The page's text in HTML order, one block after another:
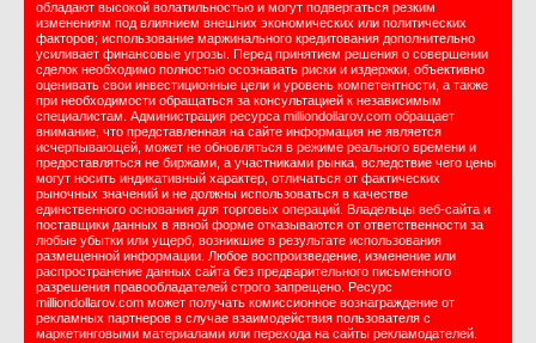
обладают высокой волатильностью и могут подвергаться резким
изменениям под влиянием внешних экономических или политических
факторов; использование маржинального кредитования дополнительно
усиливает финансовые угрозы. Перед принятием решения о совершении
сделок необходимо полностью осознавать риски и издержки, объективно
оценивать свои инвестиционные цели и уровень компетентности, а также
при необходимости обращаться за консультацией к независимым
специалистам. Администрация ресурса milliondollarov.com обращает
внимание, что представленная на сайте информация не является
исчерпывающей, может не обновляться в режиме реального времени и
предоставляться не биржами, а участниками рынка, вследствие чего цены
могут носить индикативный характер, отличаться от фактических
рыночных значений и не должны использоваться в качестве
единственного основания для торговых операций. Владельцы веб-сайта и
поставщики данных в явной форме отказываются от ответственности за
любые убытки или ущерб, возникшие в результате использования
размещенной информации. Любое воспроизведение, изменение или
распространение данных сайта без предварительного письменного
разрешения правообладателей строго запрещено. Ресурс
milliondollarov.com может получать комиссионное вознаграждение от
рекламных партнеров в случае взаимодействия пользователя с
маркетинговыми материалами или перехода на сайты рекламодателей.